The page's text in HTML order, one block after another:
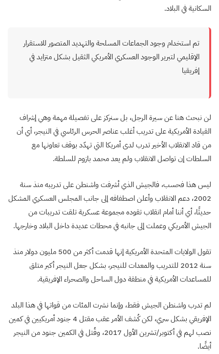
السكانية في البلاد.
تم استخدام وجود الجماعات المسلحة والتهديد المتصور للاستقرار
الإقليمي لتبرير الوجود العسكري الأمريكي الثقيل بشكل متزايد في
إفريقيا
لن نبحث هنا عن سيرة الرجل، بل سنركز على تفصيلة مهمة وهي إشراف
القيادة الأمريكية على تدريب أغلب عناصر الحرس الرئاسي في النيجر، أي أن
من قاد الانقلاب الأخير تدرب لدى أمريكا التي تهدّد بوقف تعاونها مع
السلطات إن تواصل الانقلاب ولم يعد محمد بازوم للسلطة.
ليس هذا فحسب، فالجيش الذي أشرفت واشنطن على تدريبه منذ سنة
2002، دعم الانقلاب وأعلن اصطفافه إلى جانب المجلس العسكري المشكل
حديثًا، أي أننا أمام انقلاب تقوده مجموعة عسكرية تلقت تدريبات من
الجيش الأمريكي وعملت إلى جانبه في محطات عديدة داخل البلاد وخارجها.
تقول الولايات المتحدة الأمريكية إنها قدمت أكثر من 500 مليون دولار منذ
سنة 2012 للتدريب والمعدات للنيجر، بشكل جعل النيجر أكبر متلق
للمساعدات الأمريكية في منطقة دول الساحل والصحراء الإفريقية.
لم تدرب واشنطن الجيش فقط، وإنما نشرت المئات من قواتها في هذا البلد
الإفريقي بشكل سري، لكن كُشف الأمر عقب مقتل 4 جنود أمريكيين في كمين
نصب لهم في أكتوبر/تشرين الأول 2017، وقُتل في الكمين جنود من النيجر
أيضًا.